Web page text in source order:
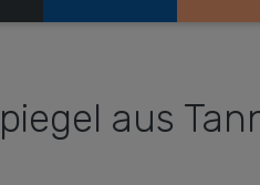
aus